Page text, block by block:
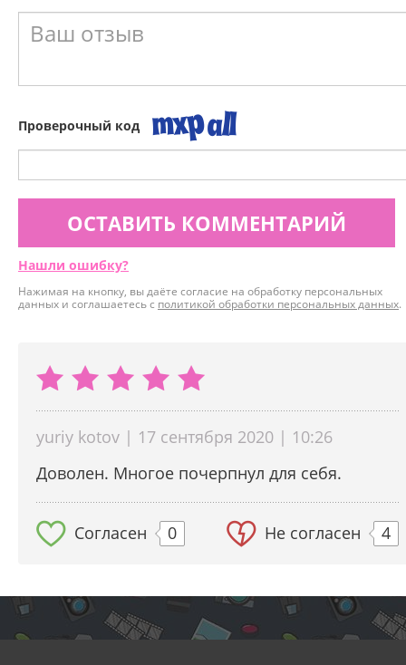
Проверочный код
ОСТАВИТЬ КОММЕНТАРИЙ
Нашли ошибку?
Нажимая на кнопку, вы даёте согласие на обработку персональных
данных и соглашаетесь с политикой обработки персональных данных.
yuriy kotov | 17 сентября 2020 | 10:26
Доволен. Многое почерпнул для себя.
Согласен 0 Не согласен 4